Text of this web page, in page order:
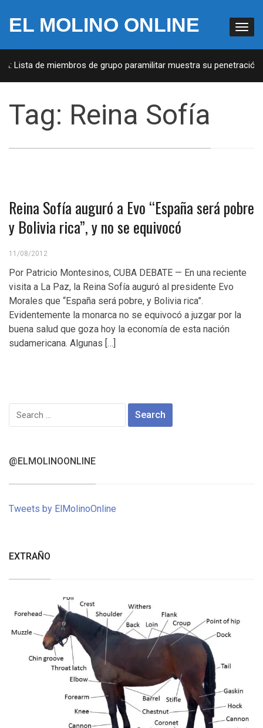
EL MOLINO ONLINE
Lista de miembros de grupo paramilitar muestra su penetración
Tag: Reina Sofía
Reina Sofía auguró a Evo “España será pobre
y Bolivia rica”, y no se equivocó
11/08/2012
Por Patricio Montesinos, CUBA DEBATE — En una reciente
visita a La Paz, la Reina Sofía auguró al presidente Evo
Morales que “España será pobre, y Bolivia rica”.
Evidentemente la monarca no se equivocó a juzgar por la
buena salud que goza hoy la economía de esta nación
sudamericana. Algunas […]
Search
for:
@ELMOLINOONLINE
Tweets by ElMolinoOnline
EXTRAÑO